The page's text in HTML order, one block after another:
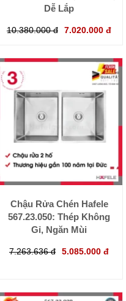
Dễ Lắp
10.380.000 đ 7.020.000 đ
Chậu Rửa Chén Hafele
567.23.050: Thép Không
Gỉ, Ngăn Mùi
7.263.636 đ 5.085.000 đ